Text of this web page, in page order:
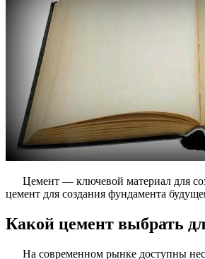
Цемент — ключевой материал для
цемент для создания фундамента
Какой цемент выбрать
На современном рынке доступны